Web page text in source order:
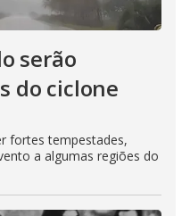
serão
do ciclone
fortes tempestades,
a algumas regiões do